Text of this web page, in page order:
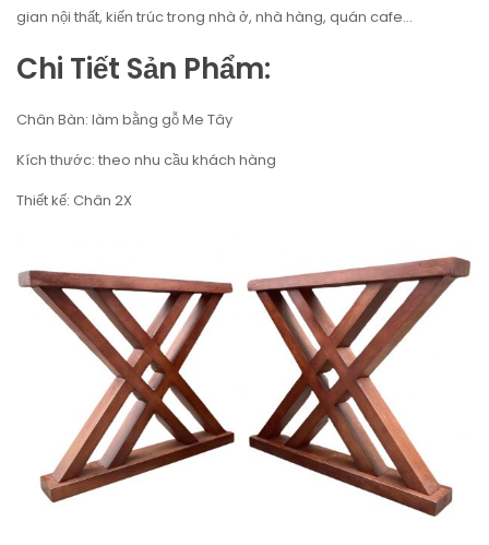
gian nội thất, kiến trúc trong nhà ở, nhà hàng, quán cafe…
Chi Tiết Sản Phẩm:
Chân Bàn: làm bằng gỗ Me Tây
Kích thước: theo nhu cầu khách hàng
Thiết kế: Chân 2X